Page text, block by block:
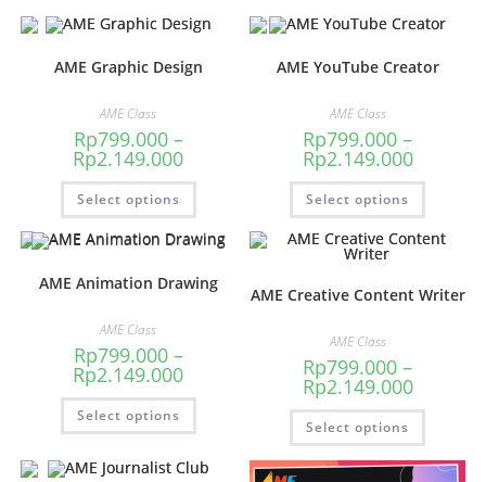
AME Graphic Design
AME Class
Rp799.000 –
Rp2.149.000
Select options
AME YouTube Creator
AME Class
Rp799.000 –
Rp2.149.000
Select options
AME Animation Drawing
AME Class
Rp799.000 –
Rp2.149.000
Select options
AME Creative Content Writer
AME Class
Rp799.000 –
Rp2.149.000
Select options